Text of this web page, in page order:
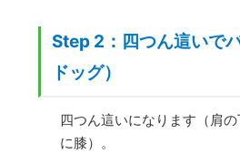
Step 2：四つん這いで
ドッグ）
四つん這いになります（肩
に膝）。